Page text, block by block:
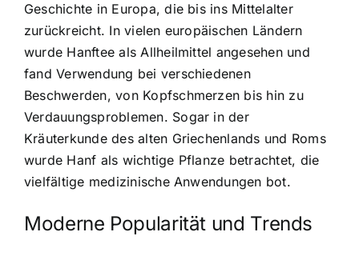
Geschichte in Europa, die bis ins Mittelalter
zurückreicht. In vielen europäischen Ländern
wurde Hanftee als Allheilmittel angesehen und
fand Verwendung bei verschiedenen
Beschwerden, von Kopfschmerzen bis hin zu
Verdauungsproblemen. Sogar in der
Kräuterkunde des alten Griechenlands und Roms
wurde Hanf als wichtige Pflanze betrachtet, die
vielfältige medizinische Anwendungen bot.
Moderne Popularität und Trends